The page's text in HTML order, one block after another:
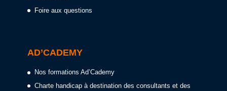
Foire aux questions
AD’CADEMY
Nos formations Ad’Cademy
Charte handicap à destination des consultants et des